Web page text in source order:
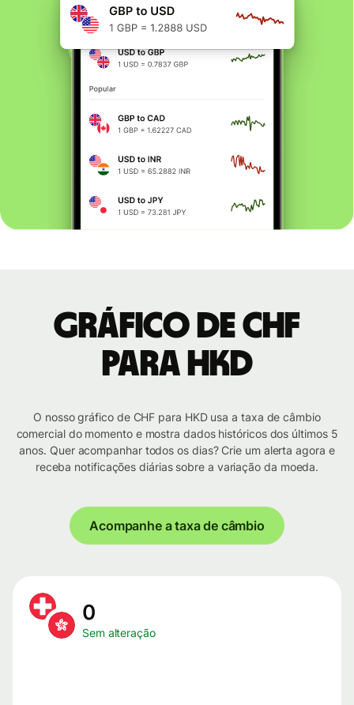
Gráfico de CHF
para HKD
O nosso gráfico de CHF para HKD usa a taxa de câmbio
comercial do momento e mostra dados históricos dos últimos 5
anos. Quer acompanhar todos os dias? Crie um alerta agora e
receba notificações diárias sobre a variação da moeda.
Acompanhe a taxa de câmbio
0
Sem alteração